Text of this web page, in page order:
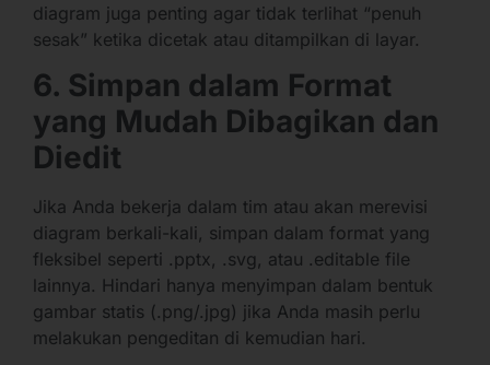
diagram juga penting agar tidak terlihat “penuh
sesak” ketika dicetak atau ditampilkan di layar.
6. Simpan dalam Format
yang Mudah Dibagikan dan
Diedit
Jika Anda bekerja dalam tim atau akan merevisi
diagram berkali-kali, simpan dalam format yang
fleksibel seperti .pptx, .svg, atau .editable file
lainnya. Hindari hanya menyimpan dalam bentuk
gambar statis (.png/.jpg) jika Anda masih perlu
melakukan pengeditan di kemudian hari.